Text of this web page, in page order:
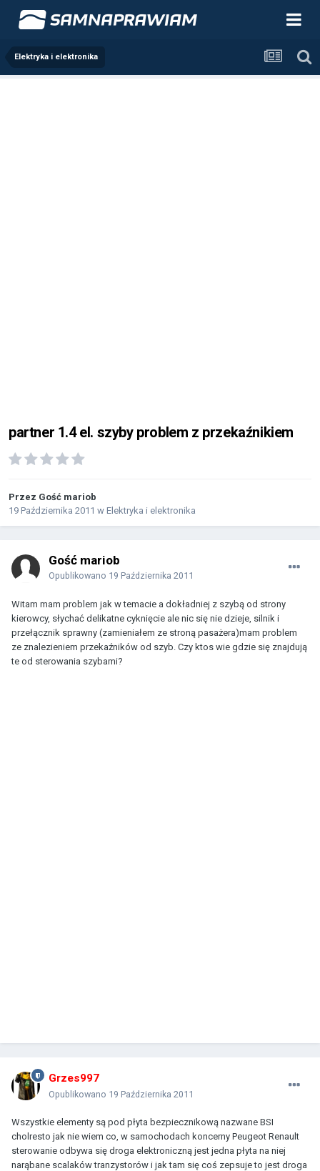
Elektryka i elektronika
partner 1.4 el. szyby problem z przekaźnikiem
Przez Gość mariob
19 Października 2011 w Elektryka i elektronika
Gość mariob
Opublikowano 19 Października 2011
Witam mam problem jak w temacie a dokładniej z szybą od strony
kierowcy, słychać delikatne cyknięcie ale nic się nie dzieje, silnik i
przełącznik sprawny (zamieniałem ze stroną pasażera)mam problem
ze znalezieniem przekaźników od szyb. Czy ktos wie gdzie się znajdują
te od sterowania szybami?
Grzes997
Opublikowano 19 Października 2011
Wszystkie elementy są pod płyta bezpiecznikową nazwane BSI
cholresto jak nie wiem co, w samochodach koncerny Peugeot Renault
sterowanie odbywa się droga elektroniczną jest jedna płyta na niej
narąbane scalaków tranzystorów i jak tam się coś zepsuje to jest droga